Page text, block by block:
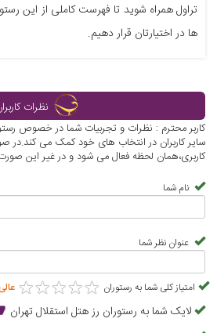
تراول همراه شوید تا فهرست کاملی از این
ها در اختیارتان قرار دهیم.
نظرات
کاربر محترم : نظرات و تجربیات شما در خصوص
سایر کاربران در انتخاب های خود کمک می کند.در
کاربری،همان لحظه فعال می شود و در غیر این
نام شما
عنوان نظر شما
امتیاز کلی شما به رستوران ★★★★★
★★★★★
لایک شما به رستوران رز هتل استقلال تهران